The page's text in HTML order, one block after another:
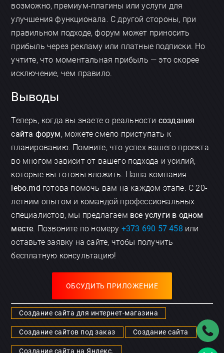
возможно, премиум-плагины или услуги для
улучшения функционала. С другой стороны, при
правильном подходе, форум может приносить
прибыль через рекламу или платные подписки. Но
учтите, что моментальная прибыль — это скорее
исключение, чем правило.
Выводы
Теперь, когда вы знаете о реальности создания
сайта форум, можете смело приступать к
планированию. Помните, что успех вашего проекта
во многом зависит от вашего подхода и усилий,
которые вы готовы вложить. Наша компания
lebo.md готова помочь вам на каждом этапе. С 20-
летним опытом и командой профессиональных
специалистов, мы предлагаем все услуги в одном
месте. Позвоните по номеру +373 690 57 458 или
оставьте заявку на сайте, чтобы получить
бесплатную консультацию!
ОБСУДИТЬ ПРИЛОЖЕНИЕ
Создание сайта для интернет-магазина
Создание сайтов под заказ Создание сайта
Создание сайта на Яндекс.